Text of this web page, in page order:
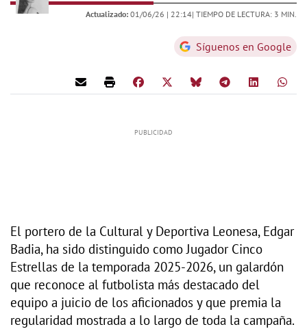
Actualizado: 01/06/26 | 22:14| TIEMPO DE LECTURA: 3 MIN.
Síguenos en Google
El portero de la Cultural y Deportiva Leonesa, Edgar
Badia, ha sido distinguido como Jugador Cinco
Estrellas de la temporada 2025-2026, un galardón
que reconoce al futbolista más destacado del
equipo a juicio de los aficionados y que premia la
regularidad mostrada a lo largo de toda la campaña.